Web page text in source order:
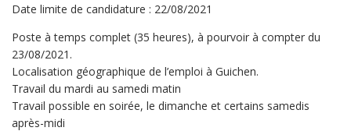
Date limite de candidature : 22/08/2021
Poste à temps complet (35 heures), à pourvoir à compter du
23/08/2021.
Localisation géographique de l’emploi à Guichen.
Travail du mardi au samedi matin
Travail possible en soirée, le dimanche et certains samedis
après-midi